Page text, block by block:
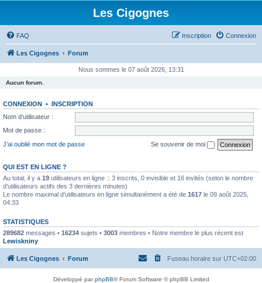
Les Cigognes
FAQ Connexion
Inscription
Les Cigognes Forum
Nous sommes le 07 août 2026, 13:31
Aucun forum.
CONNEXION • INSCRIPTION
Nom d’utilisateur :
Mot de passe :
J’ai oublié mon mot de passe
Se souvenir de moi
QUI EST EN LIGNE ?
Au total, il y a 19 utilisateurs en ligne :: 3 inscrits, 0 invisible et 16 invités (selon le nombre
d’utilisateurs actifs des 3 dernières minutes)
Le nombre maximal d’utilisateurs en ligne simultanément a été de 1617 le 09 août 2025,
04:33
STATISTIQUES
289682 messages • 16234 sujets • 3003 membres • Notre membre le plus récent est
Lewiskniny
Les Cigognes Forum Fuseau horaire sur UTC+02:00
Développé parphpBB® Forum Software © phpBB Limited